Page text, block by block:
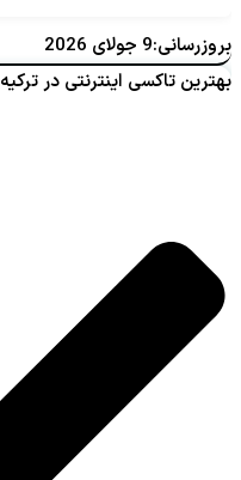
بروزرسانی:9 جولای 2026
بهترین تاکسی اینترنتی در ترکیه